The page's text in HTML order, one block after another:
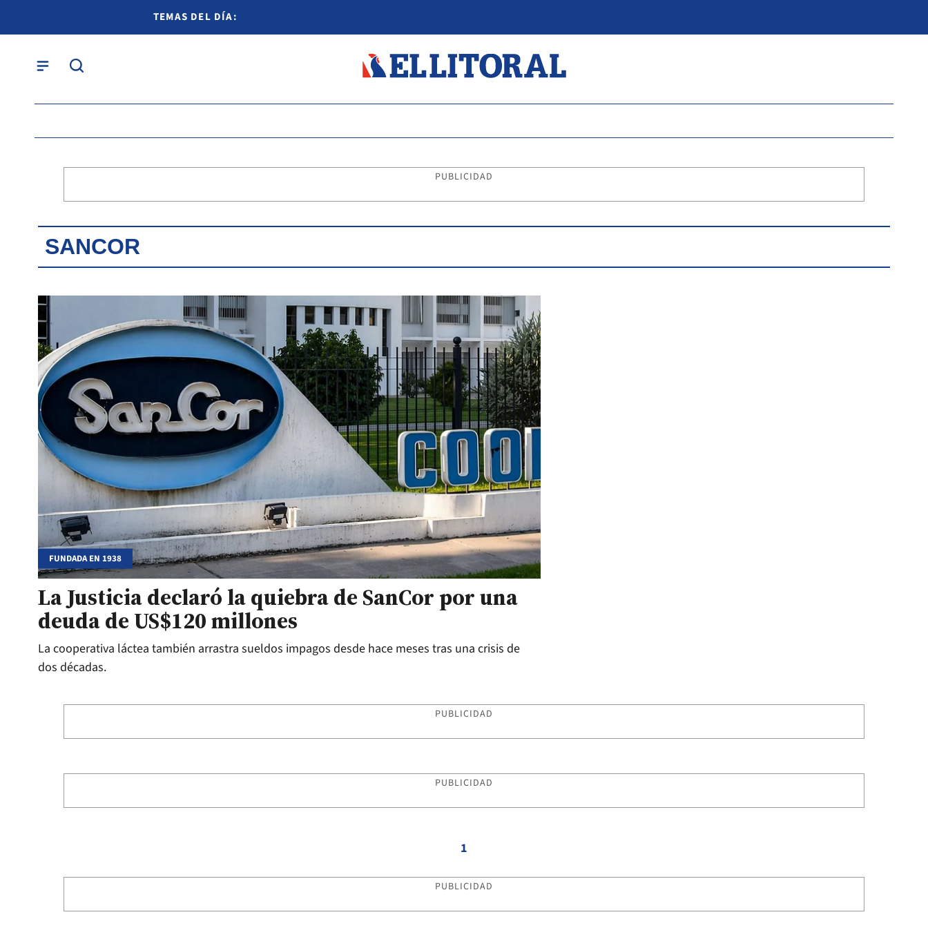
TEMAS DEL DÍA:
PUBLICIDAD
SANCOR
FUNDADA EN 1938
La Justicia declaró la quiebra de SanCor por una
deuda de US$120 millones
La cooperativa láctea también arrastra sueldos impagos desde hace meses tras una crisis de
dos décadas.
PUBLICIDAD
PUBLICIDAD
1
PUBLICIDAD